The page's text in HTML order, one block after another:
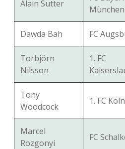
Alain Sutter
München
Dawda Bah FC
Torbjörn
Nilsson
1. FC
Tony
Woodcock
1. FC Köln
Marcel
Rozgonyi
FC